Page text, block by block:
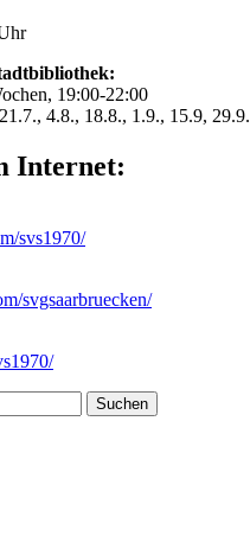
19:00-22:00
4.8., 18.8., 1.9., 15.9, 29.9.
Internet:
svs1970/
svgsaarbruecken/